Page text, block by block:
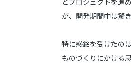
が、開発期間中は驚
特に感銘を受けたの
ものづくりにかける